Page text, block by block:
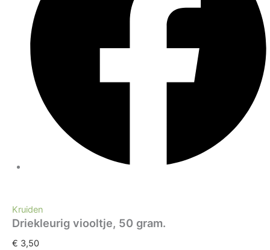
Kruiden
Driekleurig viooltje, 50 gram.
€ 3,50